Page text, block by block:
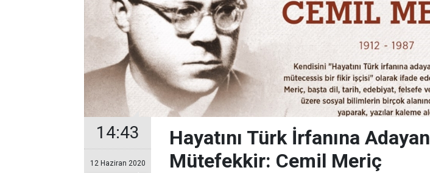
14:43
12 Haziran 2020
Hayatını Türk İrfanına Adayan
Mütefekkir: Cemil Meriç